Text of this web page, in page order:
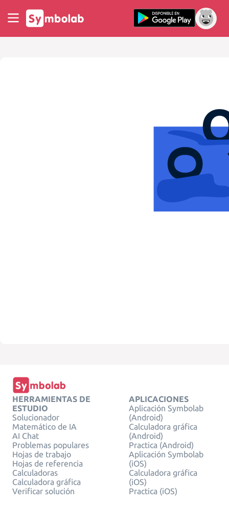
HERRAMIENTAS DE
ESTUDIO
Solucionador
Matemático de IA
AI Chat
Problemas populares
Hojas de trabajo
Hojas de referencia
Calculadoras
Calculadora gráfica
Verificar solución
APLICACIONES
Aplicación Symbolab
(Android)
Calculadora gráfica
(Android)
Practica (Android)
Aplicación Symbolab
(iOS)
Calculadora gráfica
(iOS)
Practica (iOS)